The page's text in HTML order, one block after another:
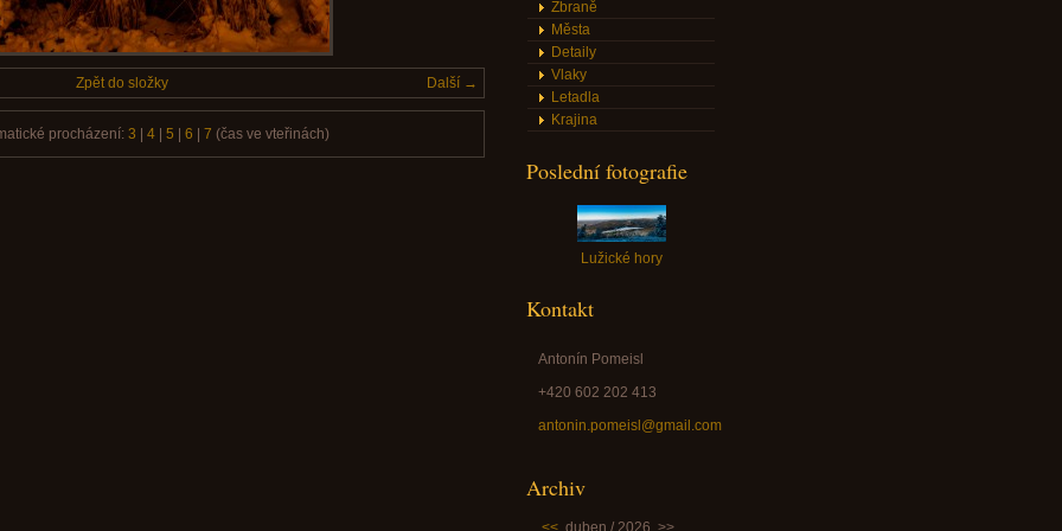
Další →
Zpět do složky
procházení: 3 4| 5 6 7 (čas ve vteřinách)
Zbraně
Města
Detaily
Vlaky
Letadla
Krajina
Poslední fotografie
Lužické hory
Kontakt
Antonín Pomeisl
+420 602 202 413
antonin.pomeisl@gmail.com
Archiv